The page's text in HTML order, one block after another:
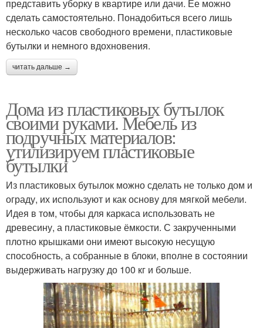
представить уборку в квартире или дачи. Ее можно
сделать самостоятельно. Понадобиться всего лишь
несколько часов свободного времени, пластиковые
бутылки и немного вдохновения.
читать дальше →
Дома из пластиковых бутылок
своими руками. Мебель из
подручных материалов:
утилизируем пластиковые
бутылки
Из пластиковых бутылок можно сделать не только дом и
ограду, их используют и как основу для мягкой мебели.
Идея в том, чтобы для каркаса использовать не
древесину, а пластиковые ёмкости. С закрученными
плотно крышками они имеют высокую несущую
способность, а собранные в блоки, вполне в состоянии
выдерживать нагрузку до 100 кг и больше.